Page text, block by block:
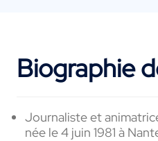
Biographie
Journaliste et
née le 4 juin 1981 à